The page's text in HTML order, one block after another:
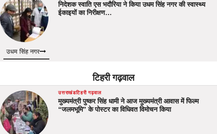
निदेशक स्वाति एस भदौरिया ने किया उधम सिंह नगर की स्वास्थ्य
ईकाइयों का निरीक्षण…
उधम सिंह नगर
टिहरी गढ़वाल
उत्तराखंडटिहरी गढ़वाल
मुख्यमंत्री पुष्कर सिंह धामी ने आज मुख्यमंत्री आवास में फिल्म
“जलमभूमि” के पोस्टर का विधिवत विमोचन किया